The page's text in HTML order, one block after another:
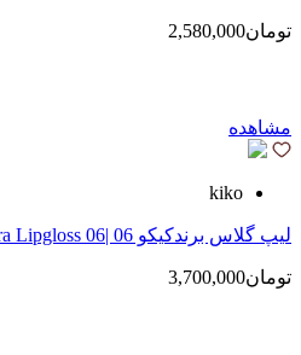
تومان2,580,000
مشاهده
kiko
لیپ گلاس‌ برندکیکو 06 |kikoMilano3D Hydra Lipgloss 06
تومان3,700,000